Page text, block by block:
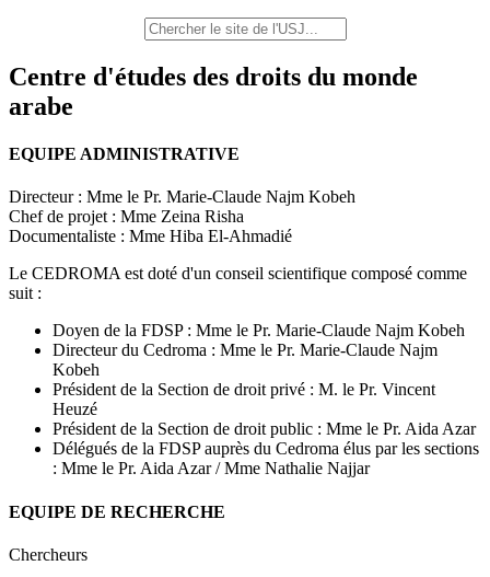
Centre d'études des droits du monde
arabe
EQUIPE ADMINISTRATIVE
Directeur : Mme le Pr. Marie-Claude Najm Kobeh
Chef de projet : Mme Zeina Risha
Documentaliste : Mme Hiba El-Ahmadié
Le CEDROMA est doté d'un conseil scientifique composé comme
suit :
Doyen de la FDSP : Mme le Pr. Marie-Claude Najm Kobeh
Directeur du Cedroma : Mme le Pr. Marie-Claude Najm
Kobeh
Président de la Section de droit privé : M. le Pr. Vincent
Heuzé
Président de la Section de droit public : Mme le Pr. Aida Azar
Délégués de la FDSP auprès du Cedroma élus par les sections
: Mme le Pr. Aida Azar / Mme Nathalie Najjar
EQUIPE DE RECHERCHE
Chercheurs